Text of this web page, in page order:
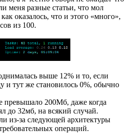
меня разные статьи, что мол
оказалось, что и этого «много»,
из 100.
выше 12% и то, если
и тут же становилось 0%, обычно
превышало 200Мб, даже когда
до 32мб, на всякий случай.
из-за следующей архитектуры
операций.